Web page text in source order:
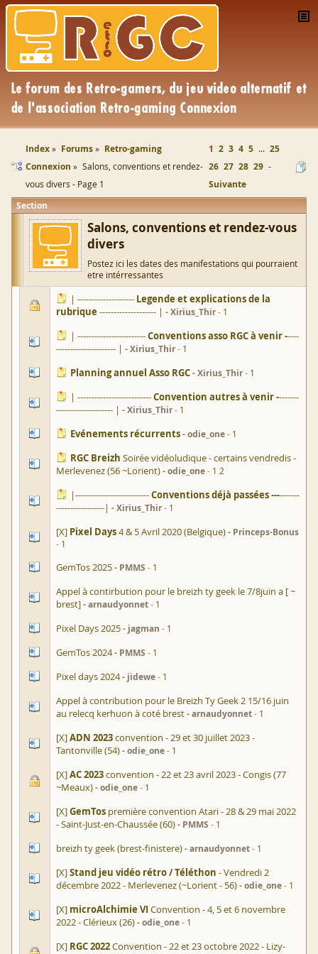
Index Forums
Retro-gaming
Connexion
Salons, conventions et rendez-
vous divers - Page 1
1 2 3 4 5 ... 25
26 27 28 29
Suivante
Section
Salons, conventions et rendez-vous
divers
Postez ici les dates des manifestations qui pourraient
etre intérressantes
| -------------------- Legende et explications de la
rubrique -------------------- | Xirius_Thir 1
| ------------------------Conventions asso RGC à venir -----
--------------------- |
Xirius_Thir 1
Planning annuel Asso RGC Xirius_Thir 1
| --------------------------Convention autres à venir --------
-------------------- |
Xirius_Thir 1
Evénements récurrents odie_one 1
RGC Breizh Soirée vidéoludique - certains vendredis -
Merlevenez (56 ~Lorient) odie_one 1 2
|--------------------------Conventions déjà passées ----------
-----------------|
Xirius_Thir 1
[X] Pixel Days4 & 5 Avril 2020 (Belgique) Princeps-Bonus
1
GemTos 2025 PMMS 1
Appel à contirbution pour le breizh ty geek le 7/8juin a [ ~
brest] arnaudyonnet 1
Pixel Days 2025 jagman 1
GemTos 2024 PMMS 1
Pixel days 2024 jidewe 1
Appel à contribution pour le Breizh Ty Geek 2 15/16 juin
au relecq kerhuon à coté brest arnaudyonnet 1
[X]ADN 2023convention - 29 et 30 juillet 2023 -
Tantonville (54) odie_one 1
[X]AC 2023convention - 22 et 23 avril 2023 - Congis (77
~Meaux) odie_one 1
[X]GemTos première convention Atari - 28 & 29 mai 2022
- Saint-Just-en-Chaussée (60)
PMMS 1
breizh ty geek (brest-finistere) arnaudyonnet 1
[X]Stand jeu vidéo rétro / Téléthon - Vendredi 2
décembre 2022 - Merlevenez (~Lorient - 56) odie_one 1
[X] microAlchimie VIConvention - 4, 5 et 6 novembre
2022 - Clérieux (26) odie_one 1
[X] RGC 2022Convention - 22 et 23 octobre 2022 - Lizy-